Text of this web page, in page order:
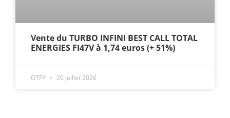
Vente du TURBO INFINI BEST CALL TOTAL
ENERGIES FI47V à 1,74 euros (+ 51%)
OTFY 20 juillet 2026